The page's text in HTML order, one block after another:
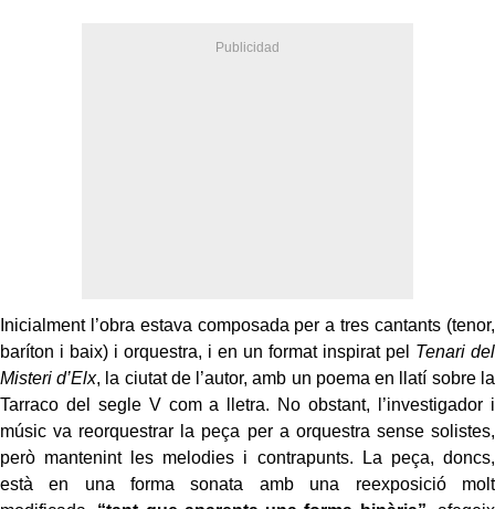
Inicialment l’obra estava composada per a tres cantants (tenor,
baríton i baix) i orquestra, i en un format inspirat pel Tenari del
Misteri d’Elx, la ciutat de l’autor, amb un poema en llatí sobre la
Tarraco del segle V com a lletra. No obstant, l’investigador i
músic va reorquestrar la peça per a orquestra sense solistes,
però mantenint les melodies i contrapunts. La peça, doncs,
està en una forma sonata amb una reexposició molt